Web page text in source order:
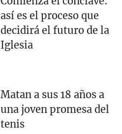
así es el proceso que
decidirá el futuro de la
Iglesia
Matan a sus 18 años a
una joven promesa del
tenis